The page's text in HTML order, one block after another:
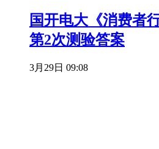
国开电大《消费者
第2次测验答案
3月29日 09:08